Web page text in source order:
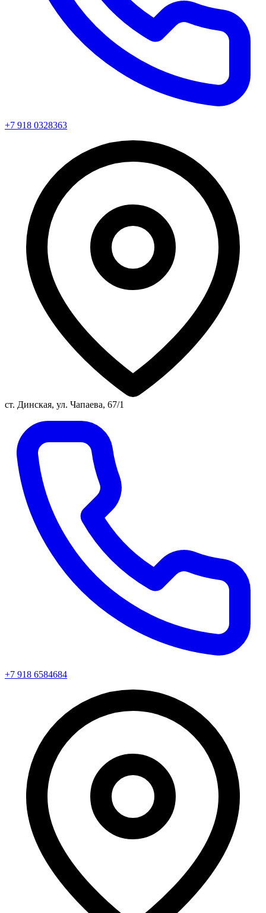
+7 918 0328363
ст. Динская, ул. Чапаева, 67/1
+7 918 6584684